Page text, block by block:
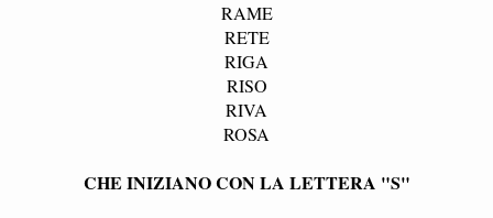
RAME
RETE
RIGA
RISO
RIVA
ROSA
CHE INIZIANO CON LA LETTERA "S"